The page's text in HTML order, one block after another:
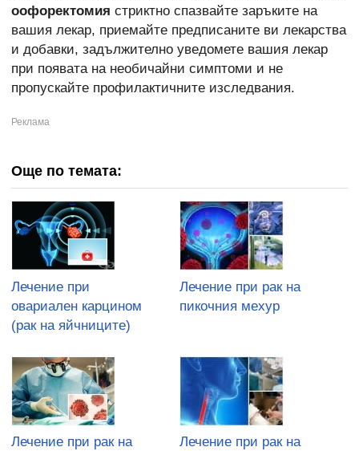
оофоректомия стриктно спазвайте заръките на
вашия лекар, приемайте предписаните ви лекарства
и добавки, задължително уведомете вашия лекар
при появата на необичайни симптоми и не
пропускайте профилактичните изследвания.
Още по темата:
Лечение при
овариален карцином
(рак на яйчниците)
Лечение при рак на
пикочния мехур
Лечение при рак на
Лечение при рак на